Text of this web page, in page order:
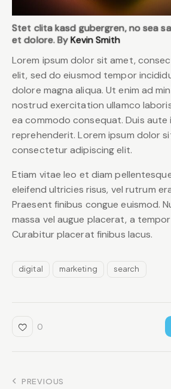
Stet clita kasd gubergren, no sea
et dolore. ByKevin Smith
Lorem ipsum dolor sit amet,
elit, sed do eiusmod tempor
dolore magna aliqua. Ut enim ad
nostrud exercitation ullamco
ea commodo consequat. Duis aute
reprehenderit. Lorem ipsum dolor
consectetur adipiscing elit.
Etiam vitae leo et diam
eleifend ultricies risus, vel rutrum
Praesent finibus congue euismod.
massa vel augue placerat, a
Curabitur placerat finibus lacus.
digital marketing search
0
PREVIOUS